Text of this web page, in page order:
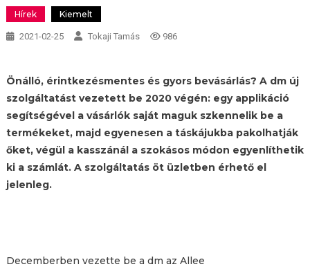
Hírek Kiemelt
2021-02-25 Tokaji Tamás 986
Önálló, érintkezésmentes és gyors bevásárlás? A dm új
szolgáltatást vezetett be 2020 végén: egy applikáció
segítségével a vásárlók saját maguk szkennelik be a
termékeket, majd egyenesen a táskájukba pakolhatják
őket, végül a kasszánál a szokásos módon egyenlíthetik
ki a számlát. A szolgáltatás öt üzletben érhető el
jelenleg.
Decemberben vezette be a dm az Allee